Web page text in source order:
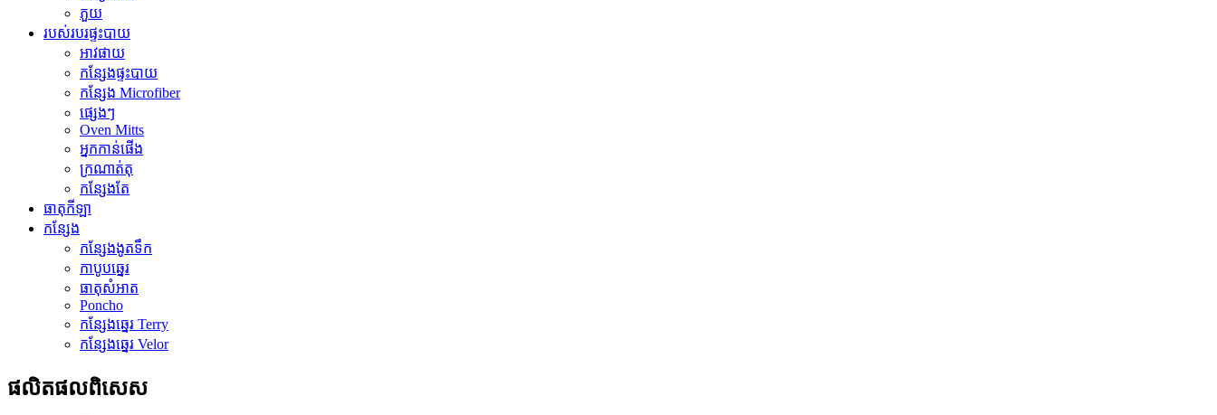
ភួយ
របស់របរផ្ទះបាយ
អាវផាយ
កន្សែងផ្ទះបាយ
កន្សែង Microfiber
ផ្សេងៗ
Oven Mitts
អ្នកកាន់ផើង
ក្រណាត់តុ
កន្សែងតែ
ធាតុកីឡា
កន្សែង
កន្សែងងូតទឹក
កាបូបឆ្នេរ
ធាតុសំអាត
Poncho
កន្សែងឆ្នេរ Terry
កន្សែងឆ្នេរ Velor
ផលិតផល​ពិសេស